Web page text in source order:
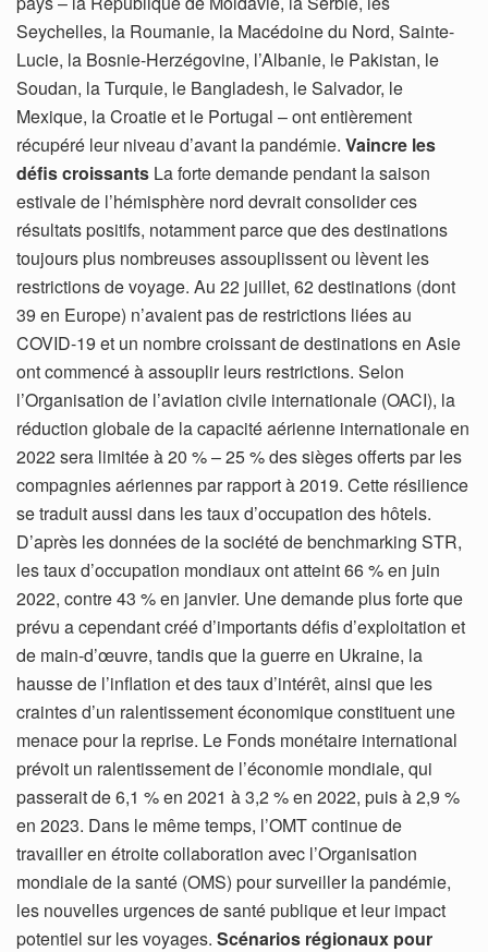
Seychelles, la Roumanie, la Macédoine du Nord, Sainte-
Lucie, la Bosnie-Herzégovine, l’Albanie, le Pakistan, le
Soudan, la Turquie, le Bangladesh, le Salvador, le
Mexique, la Croatie et le Portugal – ont entièrement
récupéré leur niveau d’avant la pandémie. Vaincre les
défis croissants La forte demande pendant la saison
estivale de l’hémisphère nord devrait consolider ces
résultats positifs, notamment parce que des destinations
toujours plus nombreuses assouplissent ou lèvent les
restrictions de voyage. Au 22 juillet, 62 destinations (dont
39 en Europe) n’avaient pas de restrictions liées au
COVID-19 et un nombre croissant de destinations en Asie
ont commencé à assouplir leurs restrictions. Selon
l’Organisation de l’aviation civile internationale (OACI), la
réduction globale de la capacité aérienne internationale en
2022 sera limitée à 20 % – 25 % des sièges offerts par les
compagnies aériennes par rapport à 2019. Cette résilience
se traduit aussi dans les taux d’occupation des hôtels.
D’après les données de la société de benchmarking STR,
les taux d’occupation mondiaux ont atteint 66 % en juin
2022, contre 43 % en janvier. Une demande plus forte que
prévu a cependant créé d’importants défis d’exploitation et
de main-d’œuvre, tandis que la guerre en Ukraine, la
hausse de l’inflation et des taux d’intérêt, ainsi que les
craintes d’un ralentissement économique constituent une
menace pour la reprise. Le Fonds monétaire international
prévoit un ralentissement de l’économie mondiale, qui
passerait de 6,1 % en 2021 à 3,2 % en 2022, puis à 2,9 %
en 2023. Dans le même temps, l’OMT continue de
travailler en étroite collaboration avec l’Organisation
mondiale de la santé (OMS) pour surveiller la pandémie,
les nouvelles urgences de santé publique et leur impact
potentiel sur les voyages. Scénarios régionaux pour